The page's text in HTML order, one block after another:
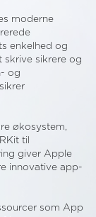
moderne
enkelhed og
skrive sikrere og
og
økosystem,
til
giver Apple
innovative app-
som App